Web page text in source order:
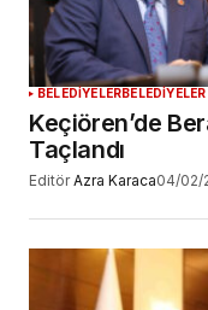
BELEDİYELERBELEDİYELER
Keçiören’de
Taçlandı
Editör Azra Karaca04/02/